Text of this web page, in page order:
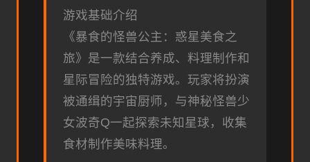
游戏基础介绍
《暴食的怪兽公主：惑星美食之
旅》是一款结合养成、料理制作和
星际冒险的独特游戏。玩家将扮演
被通缉的宇宙厨师，与神秘怪兽少
女波奇Q一起探索未知星球，收集
食材制作美味料理。